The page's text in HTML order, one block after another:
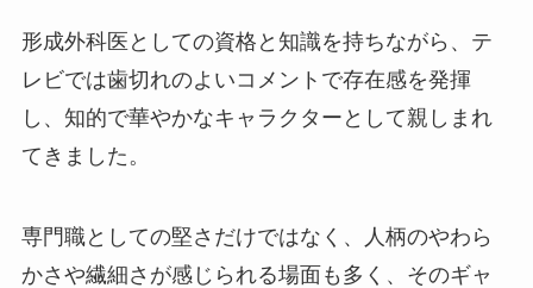
形成外科医としての資格と知識を持ちながら、テ
レビでは歯切れのよいコメントで存在感を発揮
し、知的で華やかなキャラクターとして親しまれ
てきました。
専門職としての堅さだけではなく、人柄のやわら
かさや繊細さが感じられる場面も多く、そのギャ